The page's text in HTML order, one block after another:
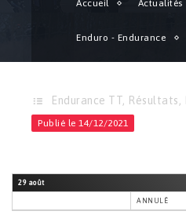
Accueil Actualités
Enduro - Endurance
Endurance TT Résultats
Publié le 14/12/2021
29 août
ANNULÉ